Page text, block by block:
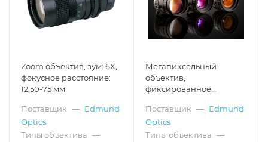
Zoom объектив, зум: 6X,
фокусное расстояние:
12.50-75 мм
Поставщик — Edmund
Optics
Типы объектива —
Мегапиксельный
объектив,
фиксированное
мм
Поставщик — Edmund
Optics
Типы объектива —